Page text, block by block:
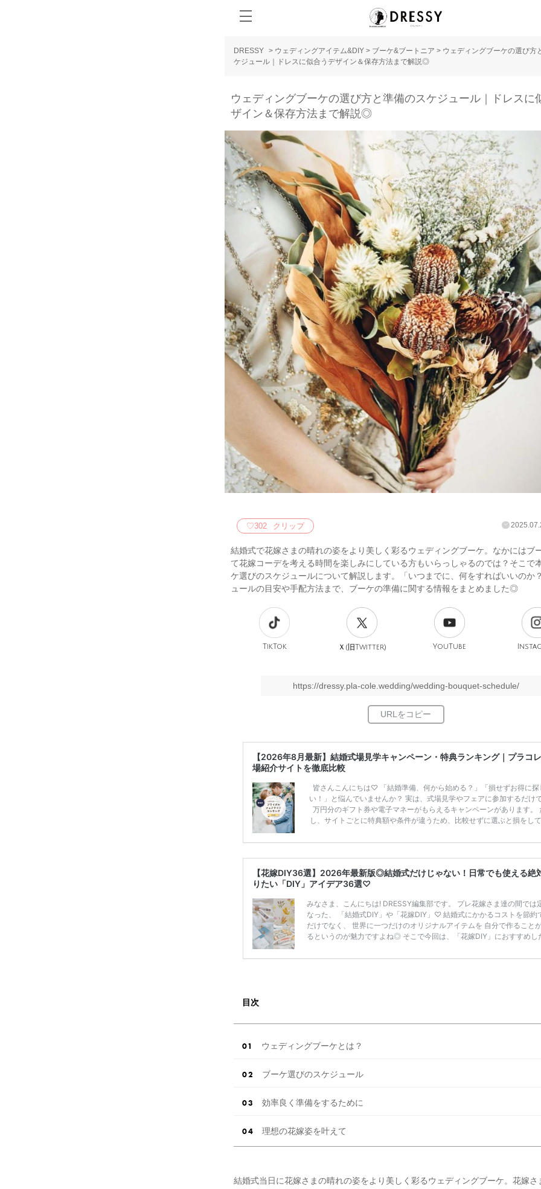
DRESSY > ウェディングアイテム&DIY > ブーケ&ブートニア > ウェディングブーケの選び方
ケジュール｜ドレスに似合うデザイン＆保存方法まで解説◎
ウェディングブーケの選び方と準備のスケジュール｜ドレスに
ザイン＆保存方法まで解説◎
♡302 クリップ
結婚式で花嫁さまの晴れの姿をより美しく彩るウェディングブーケ。なかにはブ
て花嫁コーデを考える時間を楽しみにしている方もいらっしゃるのでは？そこで
ケ選びのスケジュールについて解説します。「いつまでに、何をすればいいのか
ュールの目安や手配方法まで、ブーケの準備に関する情報をまとめました◎
TikTok Ｘ(旧Twitter) YouTube
https://dressy.pla-cole.wedding/wedding-bouquet-schedule/
【2026年8月最新】結婚式場見学キャンペーン・特典ランキング｜プラコ
場紹介サイトを徹底比較
皆さんこんにちは♡ 「結婚準備、何から始める？」「損せずお得に探
い！」と悩んでいませんか？ 実は、式場見学やフェアに参加するだけ
万円分のギフト券や電子マネーがもらえるキャンペーンがあります。
し、サイトごとに特典額や条件が違うため、比較せずに選ぶと損をし
ンペーン特典ランキングを公開！ 比較サイト：プラコレ、ゼクシィ、
補を絞れる「ウェディング診断」か、体験型 […]続きを読む
【花嫁DIY36選】2026年最新版◎結婚式だけじゃない！日常でも使える絶
りたい「DIY」アイデア36選♡
みなさま、こんにちは! DRESSY編集部です。 プレ花嫁さま達の間では
なった、 「結婚式DIY」や「花嫁DIY」♡ 結婚式にかかるコストを節約
だけでなく、 世界に一つだけのオリジナルアイテムを 自分で作ること
るというのが魅力ですよね◎ そこで今回は、「花嫁DIY」におすすめし
ぜひ最後までcheckして オリジナルアイテムを作ってみてくださいね◎
目次
ウェディングブーケとは？
ブーケ選びのスケジュール
効率良く準備をするために
理想の花嫁姿を叶えて
結婚式当日に花嫁さまの晴れの姿をより美しく彩るウェディングブーケ。花嫁さ